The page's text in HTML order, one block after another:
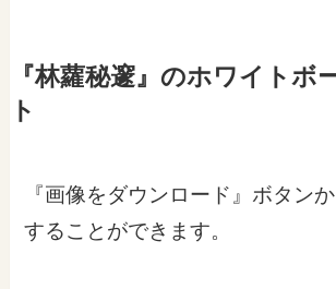
『林蘿秘邃』のホワイトボ
ト
『画像をダウンロード』ボタン
することができます。